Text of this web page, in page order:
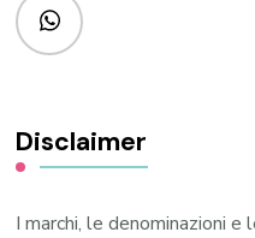
Disclaimer
I marchi, le denominazioni